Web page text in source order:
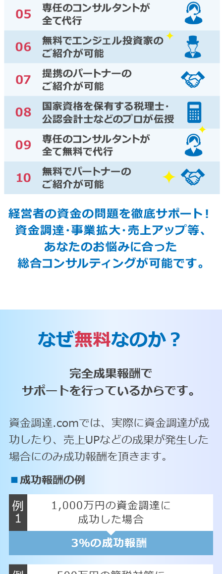
なぜ無料なのか？
完全成果報酬で
サポートを行っているからです。
資金調達.comでは、実際に資金調達が成
功したり、売上UPなどの成果が発生した
場合にのみ成功報酬を頂きます。
■成功報酬の例